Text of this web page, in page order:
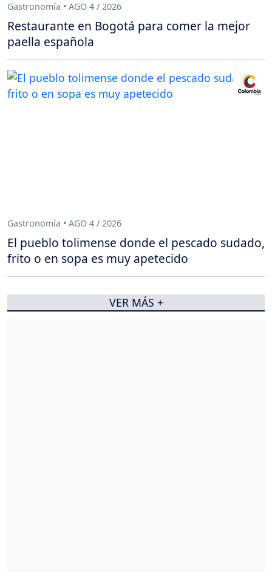
Gastronomía • AGO 4 / 2026
Restaurante en Bogotá para comer la mejor
paella española
Gastronomía • AGO 4 / 2026
El pueblo tolimense donde el pescado sudado,
frito o en sopa es muy apetecido
VER MÁS +